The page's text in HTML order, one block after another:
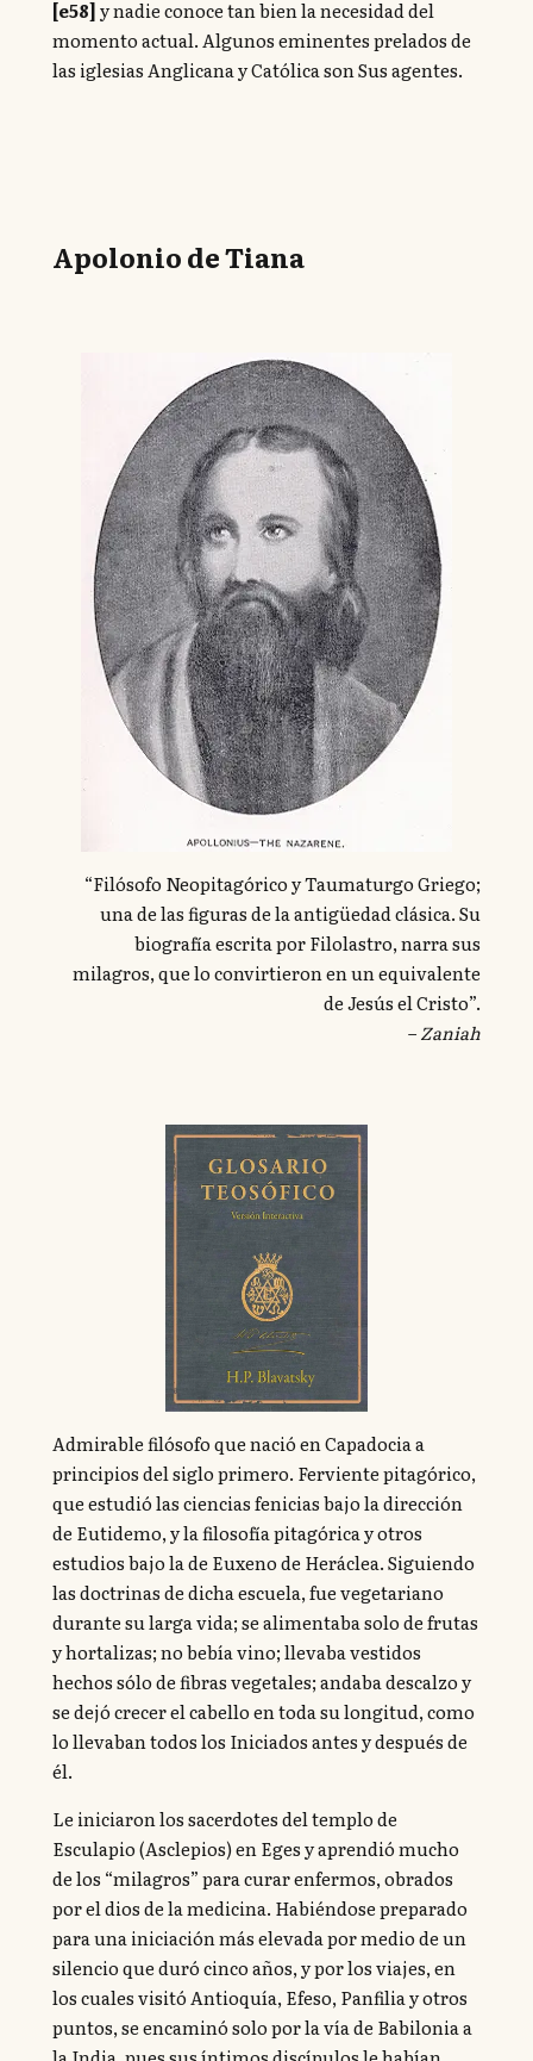
[e58]y nadie conoce tan bien la necesidad del
momento actual. Algunos eminentes prelados de
las iglesias Anglicana y Católica son Sus agentes.
Apolonio de Tiana
“Filósofo Neopitagórico y Taumaturgo Griego;
una de las figuras de la antigüedad clásica. Su
biografía escrita por Filolastro, narra sus
milagros, que lo convirtieron en un equivalente
de Jesús el Cristo”.
–Zaniah
Admirable filósofo que nació en Capadocia a
principios del siglo primero. Ferviente pitagórico,
que estudió las ciencias fenicias bajo la dirección
de Eutidemo, y la filosofía pitagórica y otros
estudios bajo la de Euxeno de Heráclea. Siguiendo
las doctrinas de dicha escuela, fue vegetariano
durante su larga vida; se alimentaba solo de frutas
y hortalizas; no bebía vino; llevaba vestidos
hechos sólo de fibras vegetales; andaba descalzo y
se dejó crecer el cabello en toda su longitud, como
lo llevaban todos los Iniciados antes y después de
él.
Le iniciaron los sacerdotes del templo de
Esculapio (Asclepios) en Eges y aprendió mucho
de los “milagros” para curar enfermos, obrados
por el dios de la medicina. Habiéndose preparado
para una iniciación más elevada por medio de un
silencio que duró cinco años, y por los viajes, en
los cuales visitó Antioquía, Efeso, Panfilia y otros
puntos, se encaminó solo por la vía de Babilonia a